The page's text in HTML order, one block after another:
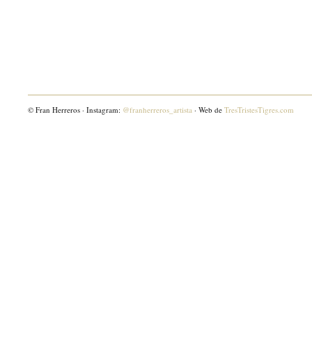
© Fran Herreros · Instagram: @franherreros_artista · Web de TresTristesTigres.com